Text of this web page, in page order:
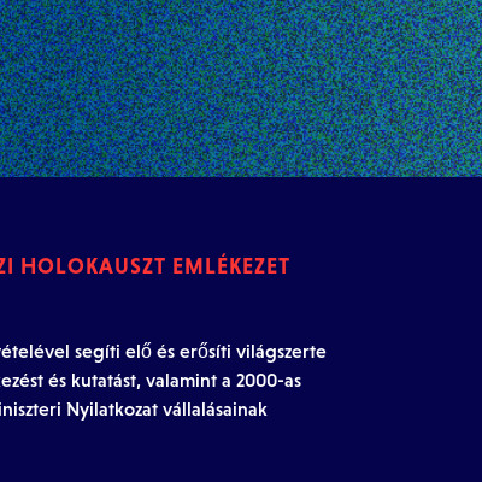
HOLOKAUSZT EMLÉKEZET
segíti elő és erősíti világszerte
és kutatást, valamint a 2000-as
Nyilatkozat vállalásainak